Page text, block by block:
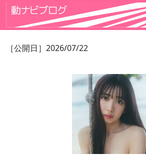
［公開日］2026/07/22